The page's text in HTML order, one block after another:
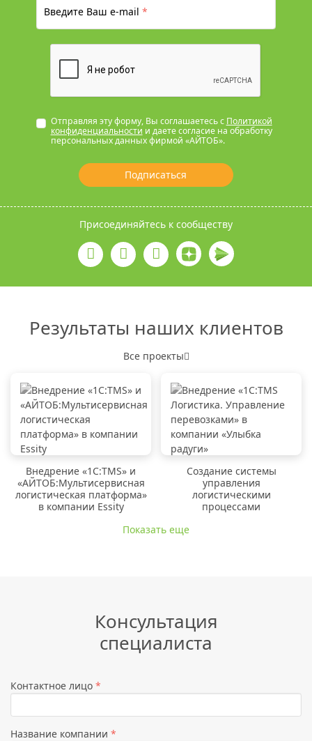
Введите Ваш e-mail*
Отправляя эту форму, Вы соглашаетесь с Политикой
конфиденциальности и даете согласие на обработку
персональных данных фирмой «АЙТОБ».
Подписаться
Присоединяйтесь к сообществу
Результаты наших клиентов
Все проекты
Внедрение «1C:TMS» и
«АЙТОБ:Мультисервисная
логистическая платформа»
в компании Essity
Создание системы
управления
логистическими
процессами
Показать еще
Консультация
специалиста
Контактное лицо *
Название компании *